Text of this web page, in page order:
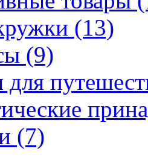
(13)
(9)
для
(7)